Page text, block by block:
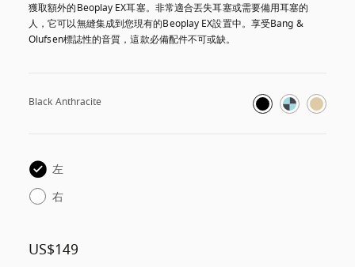
獲取額外的Beoplay EX耳塞。非常適合丟失耳塞或需要備用耳塞的
人，它可以無縫集成到您現有的Beoplay EX設置中。享受Bang &
Olufsen標誌性的音質，這款必備配件不可或缺。
Black Anthracite
左
右
US$149